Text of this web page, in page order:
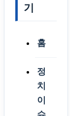
기
홈
정
치
이